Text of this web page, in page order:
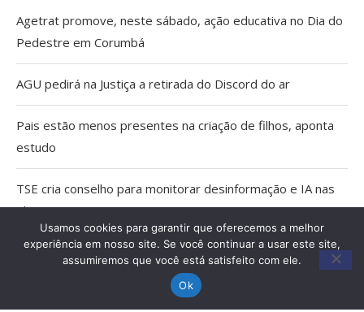
Agetrat promove, neste sábado, ação educativa no Dia do
Pedestre em Corumbá
AGU pedirá na Justiça a retirada do Discord do ar
Pais estão menos presentes na criação de filhos, aponta
estudo
TSE cria conselho para monitorar desinformação e IA nas
eleições
Capacitação qualifica trabalho dos Agentes Comunitários
Usamos cookies para garantir que oferecemos a melhor
experiência em nosso site. Se você continuar a usar este site,
assumiremos que você está satisfeito com ele.
Ok